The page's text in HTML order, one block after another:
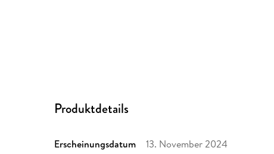
Produktdetails
Erscheinungsdatum 13. November 2024